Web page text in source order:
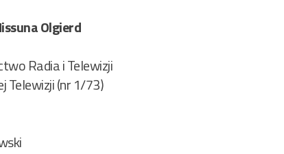
Olgierd
Radia i Telewizji
Telewizji (nr 1/73)